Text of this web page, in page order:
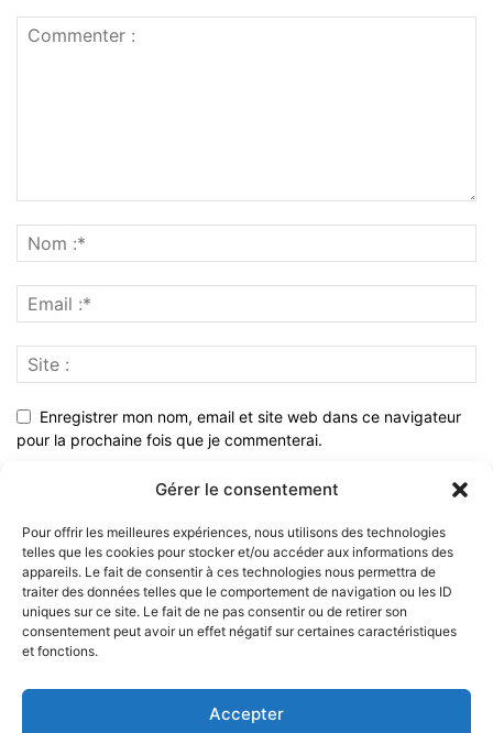
Gérer le consentement
Pour offrir les meilleures expériences, nous utilisons des technologies
telles que les cookies pour stocker et/ou accéder aux informations des
appareils. Le fait de consentir à ces technologies nous permettra de
traiter des données telles que le comportement de navigation ou les ID
uniques sur ce site. Le fait de ne pas consentir ou de retirer son
consentement peut avoir un effet négatif sur certaines caractéristiques
et fonctions.
Accepter
Enregistrer mon nom, email et site web dans ce navigateur
pour la prochaine fois que je commenterai.
À PROPOS